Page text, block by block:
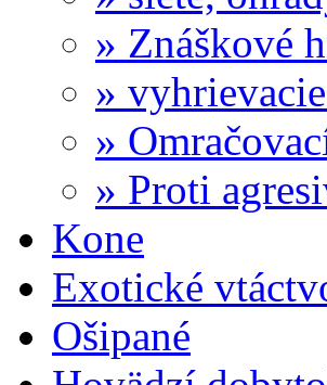
» Znáškové
»
»
» Proti
Kone
Exotické
Ošipané